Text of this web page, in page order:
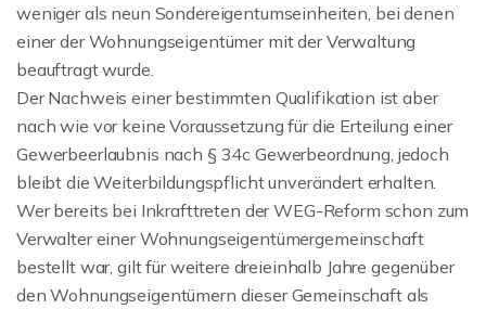
weniger als neun Sondereigentumseinheiten, bei denen
einer der Wohnungseigentümer mit der Verwaltung
beauftragt wurde.
Der Nachweis einer bestimmten Qualifikation ist aber
nach wie vor keine Voraussetzung für die Erteilung einer
Gewerbeerlaubnis nach § 34c Gewerbeordnung, jedoch
bleibt die Weiterbildungspflicht unverändert erhalten.
Wer bereits bei Inkrafttreten der WEG-Reform schon zum
Verwalter einer Wohnungseigentümergemeinschaft
bestellt war, gilt für weitere dreieinhalb Jahre gegenüber
den Wohnungseigentümern dieser Gemeinschaft als